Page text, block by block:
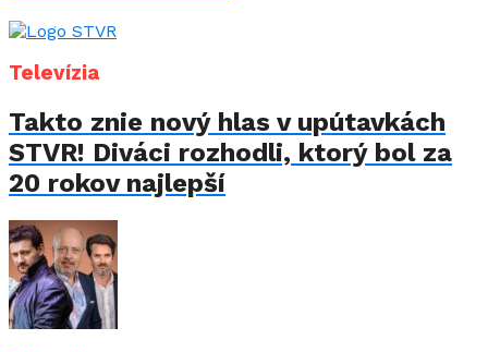
Televízia
Takto znie nový hlas v upútavkách
STVR! Diváci rozhodli, ktorý bol za
20 rokov najlepší